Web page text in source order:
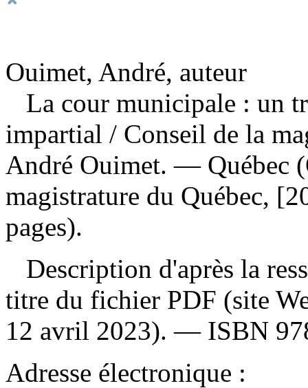
Ouimet, André, auteur
La cour municipale : un
impartial / Conseil de la
André Ouimet. — Québec
magistrature du Québec,
pages).
Description d'après la
titre du fichier PDF (site
12 avril 2023). — ISBN
Adresse électronique :